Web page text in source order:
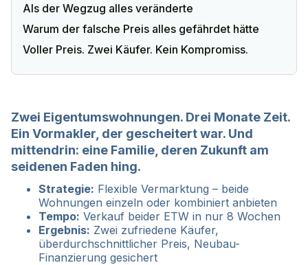
Als der Wegzug alles veränderte
Warum der falsche Preis alles gefährdet hätte
Voller Preis. Zwei Käufer. Kein Kompromiss.
Zwei Eigentumswohnungen. Drei Monate Zeit.
Ein Vormakler, der gescheitert war. Und
mittendrin: eine Familie, deren Zukunft am
seidenen Faden hing.
Strategie: Flexible Vermarktung – beide
Wohnungen einzeln oder kombiniert anbieten
Tempo: Verkauf beider ETW in nur 8 Wochen
Ergebnis: Zwei zufriedene Käufer,
überdurchschnittlicher Preis, Neubau-
Finanzierung gesichert